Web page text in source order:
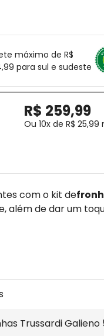
máximo de R$
para sul e sudeste
R$ 259,99
Ou10x deR$ 25,99
com o kit de
além de dar um
Trussardi